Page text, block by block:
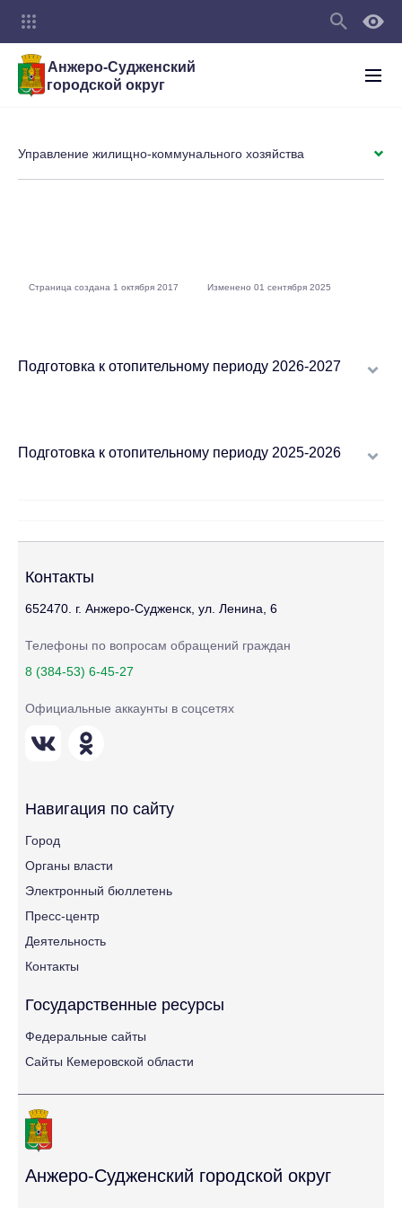
Анжеро-Судженский
городской округ
Подготовка к отопительному периоду 2026-2027
Подготовка к отопительному периоду 2025-2026
Управление жилищно-коммунального хозяйства
Страница создана 1 октября 2017 Изменено 01 сентября 2025
Контакты
652470. г. Анжеро-Судженск, ул. Ленина, 6
Телефоны по вопросам обращений граждан
8 (384-53) 6-45-27
Официальные аккаунты в соцсетях
Навигация по сайту
Город
Органы власти
Электронный бюллетень
Пресс-центр
Деятельность
Контакты
Государственные ресурсы
Федеральные сайты
Сайты Кемеровской области
Анжеро-Судженский городской округ